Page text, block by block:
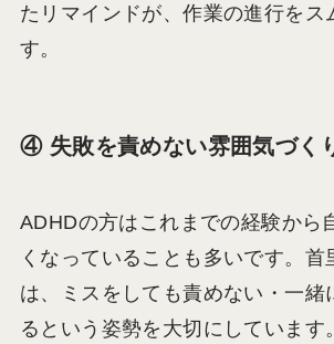
たリマインドが、作業の進行をス
す。
④ 失敗を責めない雰囲気づく
ADHDの方はこれまでの経験から
くなっていることも多いです。首
は、ミスをしても責めない・一緒
るという姿勢を大切にしています